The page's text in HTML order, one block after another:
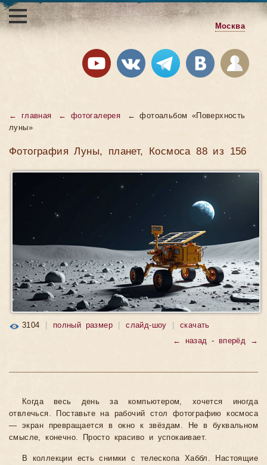
Москва
← главная ← фотогалерея
← фотоальбом «Поверхность
луны»
Фотография Луны, планет, Космоса 88 из 156
3104 полный размер слайд-шоу
скачать
← назад - вперёд →
Когда весь день за компьютером, хочется иногда
отвлечься. Поставьте на рабочий стол фотографию космоса
— экран превращается в окно к звёздам. Не в буквальном
смысле, конечно. Просто красиво и успокаивает.
В коллекции есть снимки с телескопа Хаббл. Настоящие